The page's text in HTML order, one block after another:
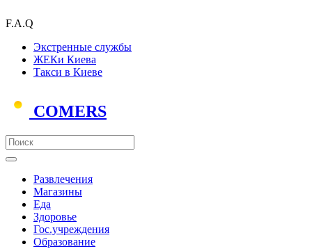
F.A.Q
Экстренные службы
ЖЕКи Киева
Такси в Киеве
COMERS
Развлечения
Магазины
Еда
Здоровье
Гос.учреждения
Образование